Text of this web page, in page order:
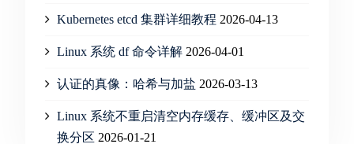
Kubernetes etcd 集群详细教程 2026-04-13
Linux 系统 df 命令详解 2026-04-01
认证的真像：哈希与加盐 2026-03-13
Linux 系统不重启清空内存缓存、缓冲区及交
换分区 2026-01-21